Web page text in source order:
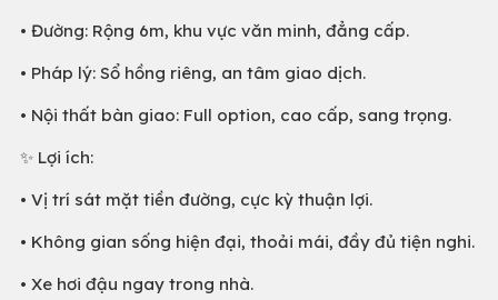
• Đường: Rộng 6m, khu vực văn minh, đẳng cấp.
• Pháp lý: Sổ hồng riêng, an tâm giao dịch.
• Nội thất bàn giao: Full option, cao cấp, sang trọng.
✨ Lợi ích:
• Vị trí sát mặt tiền đường, cực kỳ thuận lợi.
• Không gian sống hiện đại, thoải mái, đầy đủ tiện nghi.
• Xe hơi đậu ngay trong nhà.